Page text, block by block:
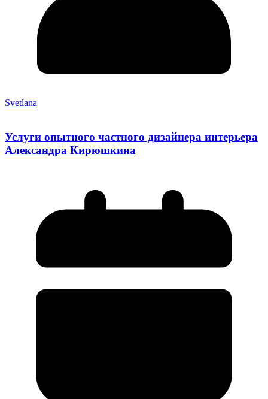
Svetlana
Услуги опытного частного дизайнера интерьера
Александра Кирюшкина